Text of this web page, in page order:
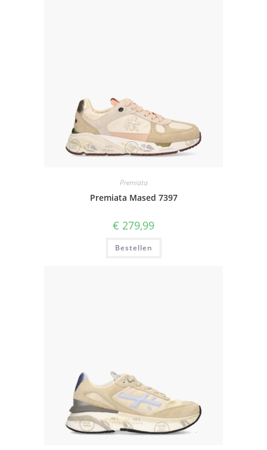
Premiata
Premiata Mased 7397
€ 279,99
Bestellen